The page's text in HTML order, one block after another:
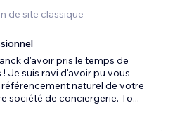
de site classique
d'avoir pris le temps de
Je suis ravi d'avoir pu vous
naturel de votre
société de conciergerie. To...